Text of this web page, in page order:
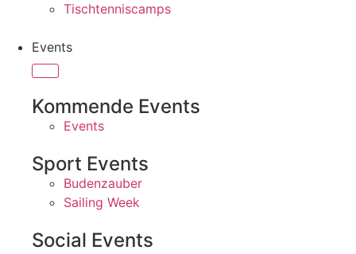
Tischtenniscamps
Events
Kommende Events
Events
Sport Events
Budenzauber
Sailing Week
Social Events